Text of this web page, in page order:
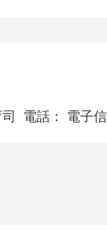
電話： 電子信